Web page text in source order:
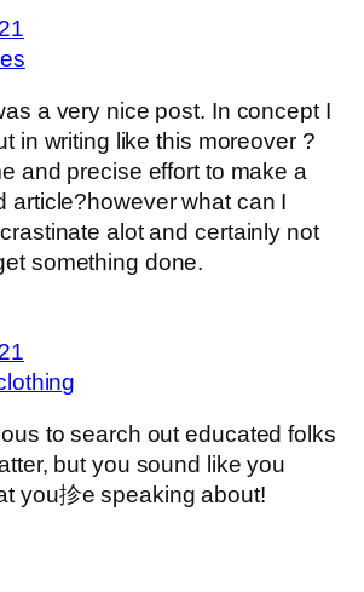
a very nice post. In concept I
in writing like this moreover ?
and precise effort to make a
article?however what can I
alot and certainly not
something done.
to search out educated folks
but you sound like you
you抮e speaking about!